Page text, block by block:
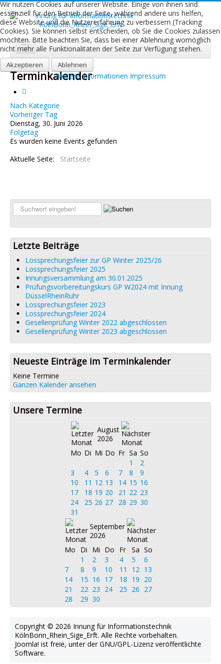
Start
Über uns
Leistungen
Ausbildung
Fachbetriebe
Links
Impressum
Terminkalender
Nach Kategorie
Vorheriger Tag
Dienstag, 30. Juni 2026
Folgetag
Es wurden keine Events gefunden
Aktuelle Seite:
Startseite
Suchen...
Letzte Beiträge
Lossprechungsfeier zur GP Winter 2025/26
Lossprechungsfeier 2025
Innungsversammlung am 30.01.2025
Prüfungsvorbereitungskurs GP W2024 mit Innung
DüsselRheinRuhr
Lossprechungsfeier 2023
Lossprechungsfeier 2024
Gesellenprüfung Winter 2022 abgeschlossen
Gesellenprüfung Winter 2023 abgeschlossen
Neueste Einträge im Terminkalender
Keine Termine
Ganzen Kalender ansehen
Unsere Termine
August
2026
Mo Di Mi Do Fr Sa So
1
2
3
4 5 6 7 8
9
10
11 12 13 14 15 16
17
18 19 20 21 22 23
24
25 26 27 28 29 30
31
September
2026
Mo
Di Mi Do Fr Sa So
1
2 3 4 5
6
7
8 9 10 11 12 13
14
15 16 17 18 19 20
21
22 23 24 25 26 27
28
29 30
Copyright © 2026 Innung für Informationstechnik
KölnBonn_Rhein_Sige_Erft. Alle Rechte vorbehalten.
Joomla! ist freie, unter derGNU/GPL-Lizenz veröffentlichte
Software.
Wir nutzen Cookies auf unserer Website. Einige von ihnen sind
essenziell für den Betrieb der Seite, während andere uns helfen,
diese Website und die Nutzererfahrung zu verbessern (Tracking
Cookies). Sie können selbst entscheiden, ob Sie die Cookies zulassen
möchten. Bitte beachten Sie, dass bei einer Ablehnung womöglich
nicht mehr alle Funktionalitäten der Seite zur Verfügung stehen.
Akzeptieren Ablehnen
Weitere Informationen Impressum